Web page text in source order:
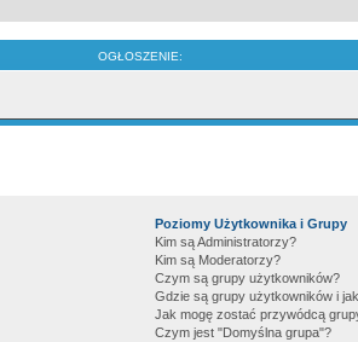
OGŁOSZENIE:
Poziomy Użytkownika i Grupy
Kim są Administratorzy?
Kim są Moderatorzy?
Czym są grupy użytkowników?
Gdzie są grupy użytkowników i
Jak mogę zostać przywódcą
Czym jest "Domyślna grupa"?